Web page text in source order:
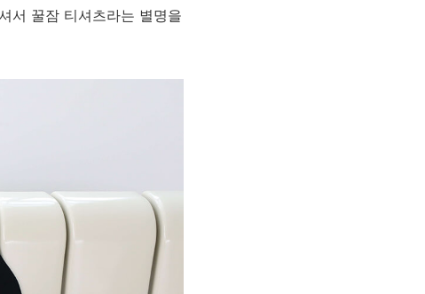
서 꿀잠 티셔츠라는 별명을